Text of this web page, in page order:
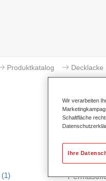
Produktkatalog Decklacke
(1)
Wir verarbeiten
Schaltfläche
Ihre